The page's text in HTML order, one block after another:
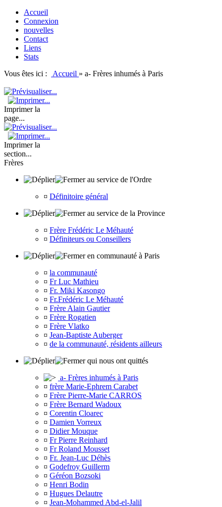
Accueil
Connexion
nouvelles
Contact
Liens
Stats
Vous êtes ici :
Accueil » a- Frères inhumés à Paris
Imprimer la
page...
Imprimer la
section...
Frères
au service de l'Ordre
¤ Définitoire général
au service de la Province
¤ Frère Frédéric Le Méhauté
¤ Définiteurs ou Conseillers
en communauté à Paris
¤ la communauté
¤ Fr Luc Mathieu
¤ Fr. Miki Kasongo
¤ Fr.Frédéric Le Méhauté
¤ Frère Alain Gautier
¤ Frère Rogatien
¤ Frère Vlatko
¤ Jean-Baptiste Auberger
¤ de la communauté, résidents ailleurs
qui nous ont quittés
a- Frères inhumés à Paris
¤ frère Marie-Ephrem Carabet
¤ Frère Pierre-Marie CARROS
¤ Frère Bernard Wadoux
¤ Corentin Cloarec
¤ Damien Vorreux
¤ Didier Mouque
¤ Fr Pierre Reinhard
¤ Fr Roland Mousset
¤ Fr. Jean-Luc Déhès
¤ Godefroy Guillerm
¤ Géréon Bozsoki
¤ Henri Bodin
¤ Hugues Delautre
¤ Jean-Mohammed Abd-el-Jalil